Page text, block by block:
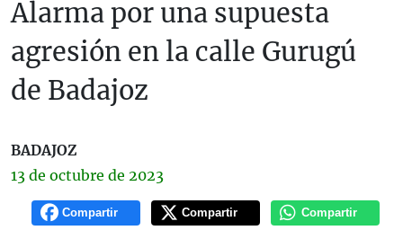
Alarma por una supuesta
agresión en la calle Gurugú
de Badajoz
BADAJOZ
13 de octubre de 2023
Compartir Compartir Compartir